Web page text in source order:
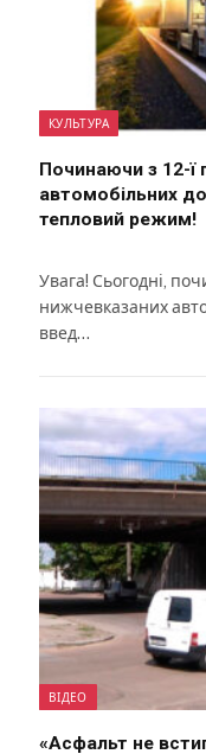
КУЛЬТУРА
Починаючи з 12-ї
автомобільних
тепловий режим!
Увага! Сьогодні,
нижчевказаних
введ…
ВІДЕО
«Асфальт не